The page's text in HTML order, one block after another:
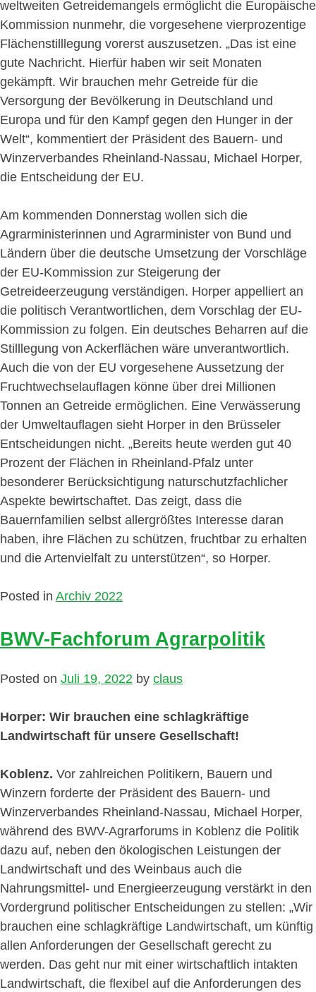
weltweiten Getreidemangels ermöglicht die Europäische
Kommission nunmehr, die vorgesehene vierprozentige
Flächenstilllegung vorerst auszusetzen. „Das ist eine
gute Nachricht. Hierfür haben wir seit Monaten
gekämpft. Wir brauchen mehr Getreide für die
Versorgung der Bevölkerung in Deutschland und
Europa und für den Kampf gegen den Hunger in der
Welt“, kommentiert der Präsident des Bauern- und
Winzerverbandes Rheinland-Nassau, Michael Horper,
die Entscheidung der EU.
Am kommenden Donnerstag wollen sich die
Agrarministerinnen und Agrarminister von Bund und
Ländern über die deutsche Umsetzung der Vorschläge
der EU-Kommission zur Steigerung der
Getreideerzeugung verständigen. Horper appelliert an
die politisch Verantwortlichen, dem Vorschlag der EU-
Kommission zu folgen. Ein deutsches Beharren auf die
Stilllegung von Ackerflächen wäre unverantwortlich.
Auch die von der EU vorgesehene Aussetzung der
Fruchtwechselauflagen könne über drei Millionen
Tonnen an Getreide ermöglichen. Eine Verwässerung
der Umweltauflagen sieht Horper in den Brüsseler
Entscheidungen nicht. „Bereits heute werden gut 40
Prozent der Flächen in Rheinland-Pfalz unter
besonderer Berücksichtigung naturschutzfachlicher
Aspekte bewirtschaftet. Das zeigt, dass die
Bauernfamilien selbst allergrößtes Interesse daran
haben, ihre Flächen zu schützen, fruchtbar zu erhalten
und die Artenvielfalt zu unterstützen“, so Horper.
Posted in Archiv 2022
BWV-Fachforum Agrarpolitik
Posted on Juli 19, 2022 by claus
Horper: Wir brauchen eine schlagkräftige
Landwirtschaft für unsere Gesellschaft!
Koblenz. Vor zahlreichen Politikern, Bauern und
Winzern forderte der Präsident des Bauern- und
Winzerverbandes Rheinland-Nassau, Michael Horper,
während des BWV-Agrarforums in Koblenz die Politik
dazu auf, neben den ökologischen Leistungen der
Landwirtschaft und des Weinbaus auch die
Nahrungsmittel- und Energieerzeugung verstärkt in den
Vordergrund politischer Entscheidungen zu stellen: „Wir
brauchen eine schlagkräftige Landwirtschaft, um künftig
allen Anforderungen der Gesellschaft gerecht zu
werden. Das geht nur mit einer wirtschaftlich intakten
Landwirtschaft, die flexibel auf die Anforderungen des